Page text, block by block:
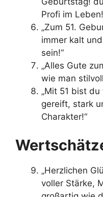
Profi im
„Zum 51.
immer kalt
sein!“
„Alles Gute
wie man
„Mit 51 bist
gereift, stark
Charakter!“
„Herzlichen
voller Stärke,